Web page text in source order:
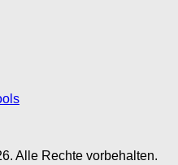
Alle Rechte vorbehalten.